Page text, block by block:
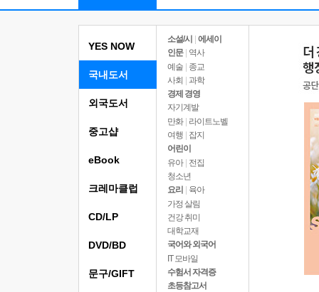
YES NOW
국내도서
소설/시
에세이
인문
역사
예술 | 종교
사회 | 과학
경제 경영
자기계발
만화 | 라이트노벨
여행
잡지
어린이
유아 | 전집
청소년
요리
육아
가정 살림
건강 취미
대학교재
국어와 외국어
IT 모바일
수험서 자격증
초등참고서
외국도서
중고샵
eBook
크레마클럽
CD/LP
DVD/BD
문구/GIFT